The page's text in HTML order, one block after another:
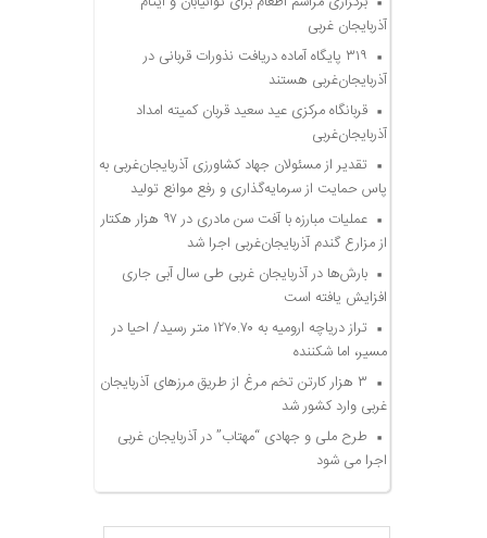
آذربایجان غربی
۳۱۹ پایگاه آماده دریافت نذورات قربانی در
آذربایجان‌غربی هستند
قربانگاه مرکزی عید سعید قربان کمیته امداد
آذربایجان‌غربی
تقدیر از مسئولان جهاد کشاورزی آذربایجان‌غربی به
پاس حمایت از سرمایه‌گذاری و رفع موانع تولید
عملیات مبارزه با آفت سن مادری در ۹۷ هزار هکتار
از مزارع گندم آذربایجان‌غربی اجرا شد
بارش‌ها در آذربایجان غربی طی سال آبی جاری
افزایش یافته است
تراز دریاچه ارومیه به ۱۲۷۰.۷۰ متر رسید/ احیا در
مسیر، اما شکننده
۳ هزار کارتن تخم مرغ از طریق مرزهای آذربایجان
غربی وارد کشور شد
طرح ملی و جهادی “مهتاب” در آذربایجان غربی
اجرا می شود